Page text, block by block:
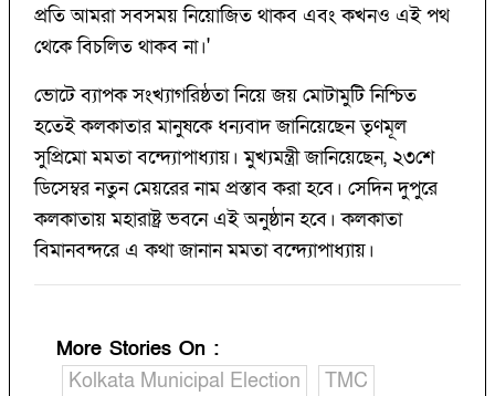
প্রতি আমরা সবসময় নিয়োজিত থাকব এবং কখনও এই পথ
থেকে বিচলিত থাকব না।'
ভোটে ব্যাপক সংখ্যাগরিষ্ঠতা নিয়ে জয় মোটামুটি নিশ্চিত
হতেই কলকাতার মানুষকে ধন্যবাদ জানিয়েছেন তৃণমূল
সুপ্রিমো মমতা বন্দ্যোপাধ্যায়। মুখ্যমন্ত্রী জানিয়েছেন, ২৩শে
ডিসেম্বর নতুন মেয়রের নাম প্রস্তাব করা হবে। সেদিন দুপুরে
কলকাতায় মহারাষ্ট্র ভবনে এই অনুষ্ঠান হবে। কলকাতা
বিমানবন্দরে এ কথা জানান মমতা বন্দ্যোপাধ্যায়।
More Stories On :
Kolkata Municipal Election
TMC